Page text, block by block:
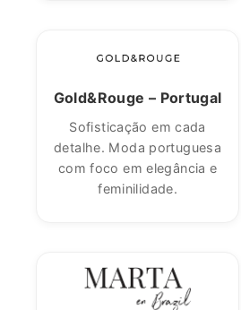
Gold&Rouge – Portugal
Sofisticação em cada
detalhe. Moda portuguesa
com foco em elegância e
feminilidade.